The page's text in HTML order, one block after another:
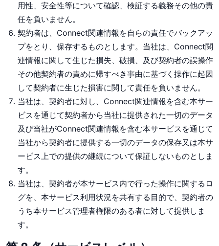
用性、安全性等について確認、検証する義務その他の責
任を負いません。
契約者は、Connect関連情報を自らの責任でバックアッ
プをとり、保存するものとします。当社は、Connect関
連情報に関して生じた損失、破損、及び契約者の誤操作
その他契約者の責めに帰すべき事由に基づく操作に起因
して契約者に生じた損害に関して責任を負いません。
当社は、契約者に対し、Connect関連情報を含む本サー
ビスを通じて契約者から当社に提供された一切のデータ
及び当社がConnect関連情報を含む本サービスを通じて
当社から契約者に提供する一切のデータの保存又は本サ
ービス上での提供の継続について保証しないものとしま
す。
当社は、契約者が本サービス内で行った操作に関するロ
グを、本サービス利用状況を共有する目的で、契約者の
うち本サービス管理者権限のある者に対して提供しま
す。